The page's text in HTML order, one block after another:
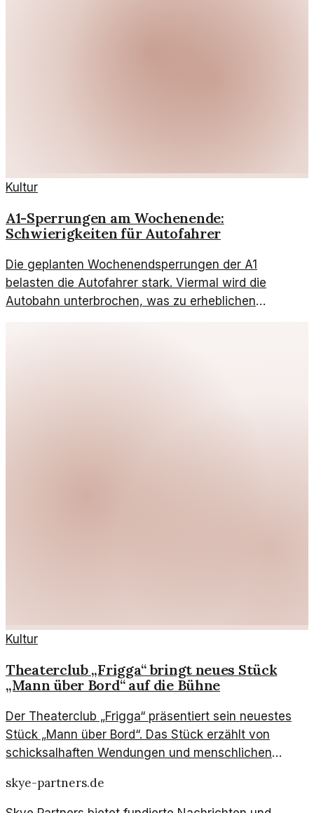
Kultur
A1-Sperrungen am Wochenende:
Schwierigkeiten für Autofahrer
Die geplanten Wochenendsperrungen der A1
belasten die Autofahrer stark. Viermal wird die
Autobahn unterbrochen, was zu erheblichen
Kultur
Theaterclub „Frigga“ bringt neues Stück
„Mann über Bord“ auf die Bühne
Der Theaterclub „Frigga“ präsentiert sein neuestes
Stück „Mann über Bord“. Das Stück erzählt von
schicksalhaften Wendungen und menschlichen
fesselndes Erlebnis zu werden.
skye-partners.de